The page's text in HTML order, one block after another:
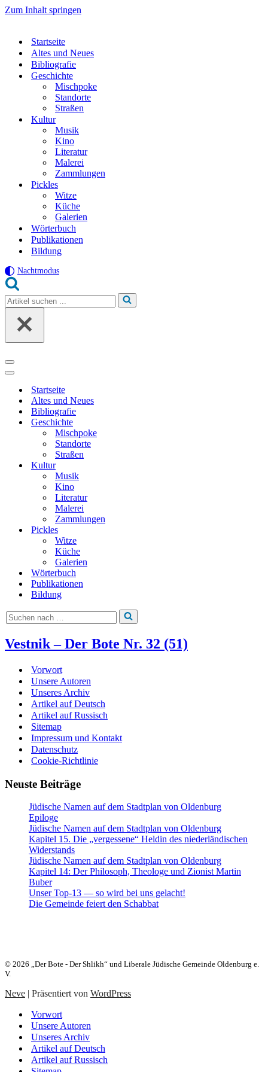
Zum Inhalt springen
Startseite
Altes und Neues
Bibliografie
Geschichte
Mischpoke
Standorte
Straßen
Kultur
Musik
Kino
Literatur
Malerei
Zammlungen
Pickles
Witze
Küche
Galerien
Wörterbuch
Publikationen
Bildung
Nachtmodus
Suchen
nach …
Navigationsmenü
Navigationsmenü
Startseite
Altes und Neues
Bibliografie
Geschichte
Mischpoke
Standorte
Straßen
Kultur
Musik
Kino
Literatur
Malerei
Zammlungen
Pickles
Witze
Küche
Galerien
Wörterbuch
Publikationen
Bildung
Suchen
nach …
Vestnik – Der Bote Nr. 32 (51)
Vorwort
Unsere Autoren
Unseres Archiv
Artikel auf Deutsch
Artikel auf Russisch
Sitemap
Impressum und Kontakt
Datenschutz
Cookie-Richtlinie
Neuste Beiträge
Jüdische Namen auf dem Stadtplan von Oldenburg
Epiloge
Jüdische Namen auf dem Stadtplan von Oldenburg
Kapitel 15. Die „vergessene“ Heldin des niederländischen
Widerstands
Jüdische Namen auf dem Stadtplan von Oldenburg
Kapitel 14: Der Philosoph, Theologe und Zionist Martin
Buber
Unser Top-13 — so wird bei uns gelacht!
Die Gemeinde feiert den Schabbat
© 2026 „Der Bote - Der Shlikh“ und Liberale Jüdische Gemeinde Oldenburg e.
V.
Neve | Präsentiert von WordPress
Vorwort
Unsere Autoren
Unseres Archiv
Artikel auf Deutsch
Artikel auf Russisch